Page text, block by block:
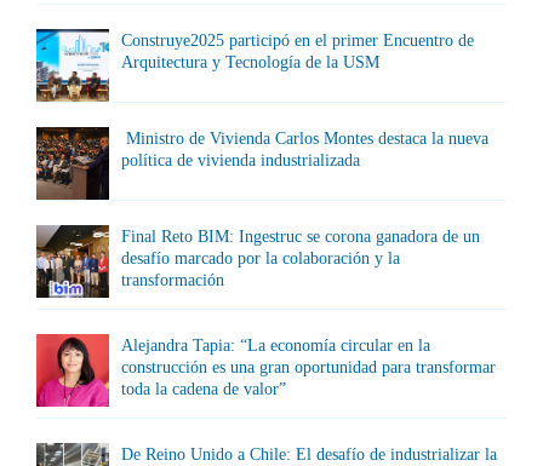
Construye2025 participó en el primer Encuentro de
Arquitectura y Tecnología de la USM
Ministro de Vivienda Carlos Montes destaca la nueva
política de vivienda industrializada
Final Reto BIM: Ingestruc se corona ganadora de un
desafío marcado por la colaboración y la
transformación
Alejandra Tapia: “La economía circular en la
construcción es una gran oportunidad para transformar
toda la cadena de valor”
De Reino Unido a Chile: El desafío de industrializar la